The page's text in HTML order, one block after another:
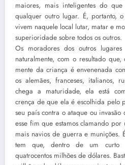
maiores, mais inteligentes do
qualquer outro lugar. É, portanto,
vivem naquele local lutar, matar e
superioridade sobre todos os outros.
Os moradores dos outros
naturalmente, com o resultado
mente da criança é envenenada
os alemães, franceses, italianos,
chega a maturidade, ela está
crença de que ela é escolhida pelo
seu país contra o ataque ou
esse fim que estamos clamando
mais navios de guerra e munições.
tem que, dentro de um curto
quatrocentos milhões de dólares.